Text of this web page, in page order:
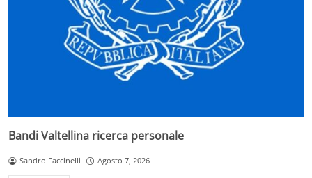
Bandi Valtellina ricerca personale
Sandro Faccinelli Agosto 7, 2026